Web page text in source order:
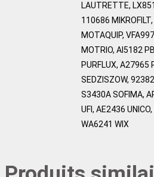
LAUTRETTE,
110686
MOTAQUIP,
MOTRIO, AI5182
PURFLUX, A27965
SEDZISZOW,
S3430A SOFIMA,
UFI, AE2436
WA6241 WIX